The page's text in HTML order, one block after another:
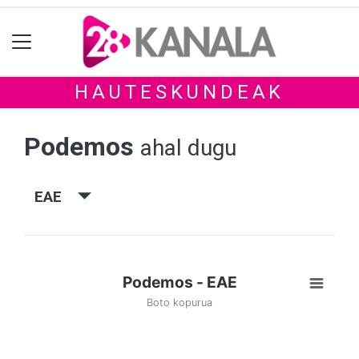
HAUTESKUNDEAK
Podemos ahal dugu
EAE
Podemos - EAE
Boto kopurua